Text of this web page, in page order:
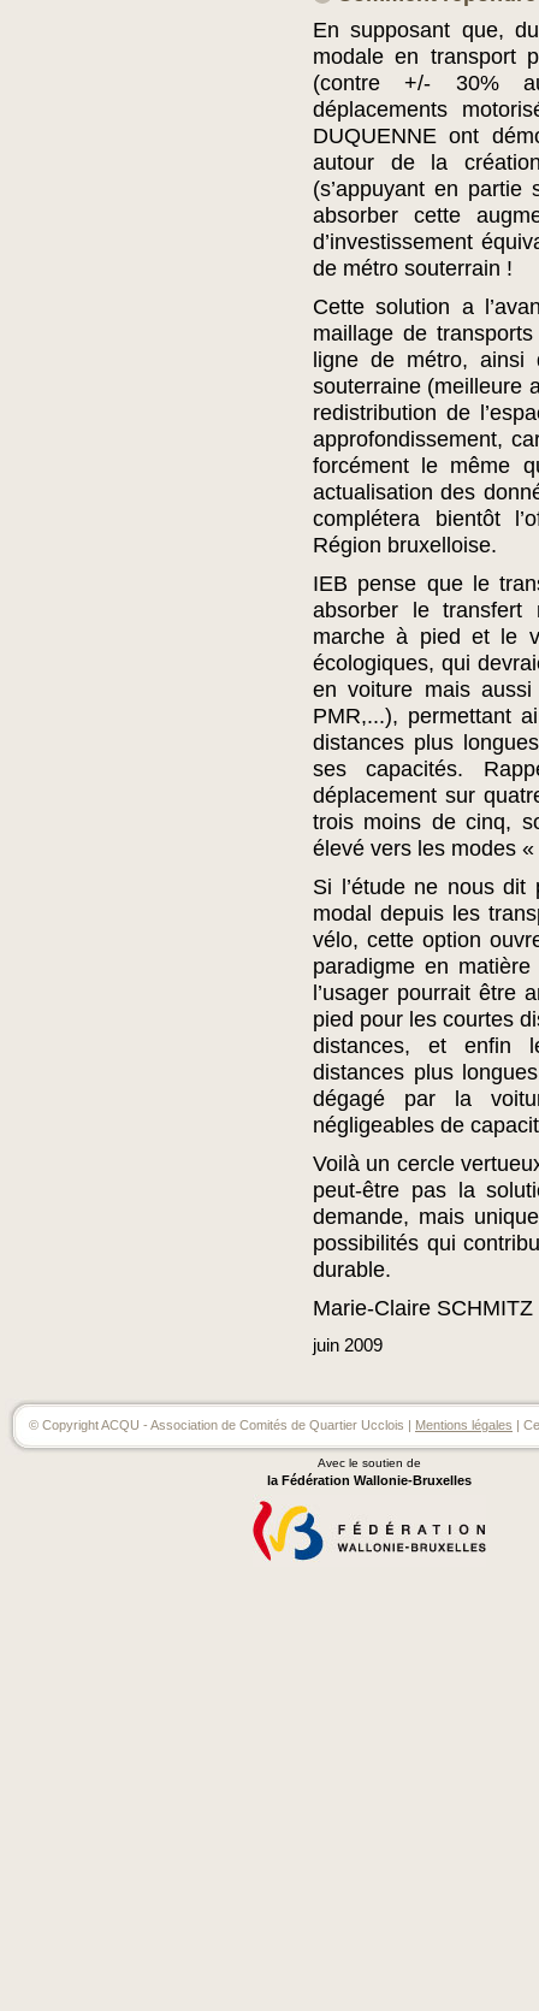
En supposant que,
modale en transport
(contre +/- 30%
déplacements
DUQUENNE ont
autour de la
(s’appuyant en
absorber cette
d’investissement
de métro souterrain !
Cette solution a
maillage de
ligne de métro, ainsi
souterraine (meilleure
redistribution de
approfondissement,
forcément le même
actualisation des
complétera bientôt
Région bruxelloise.
IEB pense que le
absorber le transfert
marche à pied et le
écologiques, qui
en voiture mais
PMR,...), permettant
distances plus
ses capacités.
déplacement sur
trois moins de cinq,
élevé vers les modes
Si l’étude ne nous
modal depuis les
vélo, cette option
paradigme en
l’usager pourrait être
pied pour les courtes
distances, et enfin
distances plus
dégagé par la
négligeables de
Voilà un cercle
peut-être pas la
demande, mais
possibilités qui
durable.
Marie-Claire SCHMITZ
juin 2009
© Copyright ACQU - Association de Comités de Quartier Ucclois | Mentions légales |
Avec le soutien de
la Fédération Wallonie-Bruxelles